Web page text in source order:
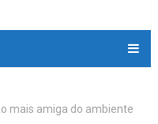
mais amiga do ambiente